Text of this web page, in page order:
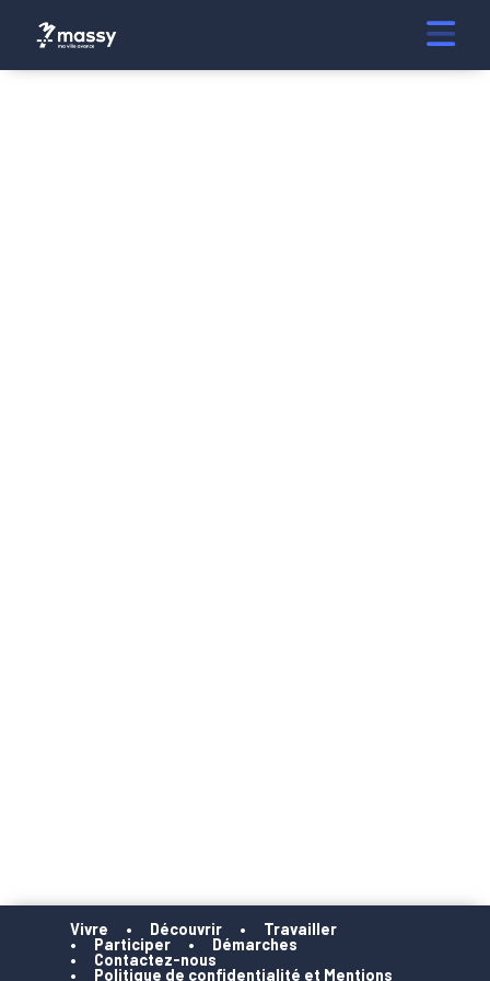
Vivre Découvrir
Travailler
Participer
Démarches
Contactez-nous
Politique de confidentialité et Mentions